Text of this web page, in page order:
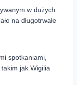
w dużych
na długotrwałe
spotkaniami,
jak Wigilia